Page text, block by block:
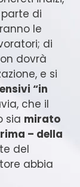
di
le
di
dovrà
e si
“in
che il
sia mirato
– della
del
abbia